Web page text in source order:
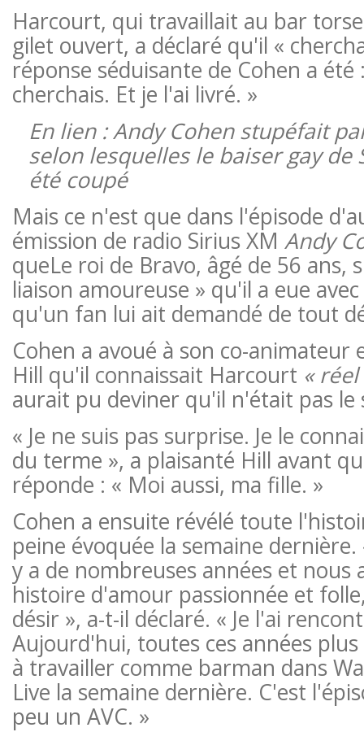
Harcourt, qui travaillait au bar
gilet ouvert, a déclaré qu'il «
réponse séduisante de Cohen a été
cherchais. Et je l'ai livré. »
En lien : Andy Cohen stupéfait
selon lesquelles le baiser gay de
été coupé
Mais ce n'est que dans l'épisode
émission de radio Sirius XM Andy
queLe roi de Bravo, âgé de 56 ans,
liaison amoureuse » qu'il a eue
qu'un fan lui ait demandé de tout
Cohen a avoué à son co-animateur
Hill qu'il connaissait Harcourt « réel
aurait pu deviner qu'il n'était pas le
« Je ne suis pas surprise. Je le
du terme », a plaisanté Hill avant
réponde : « Moi aussi, ma fille. »
Cohen a ensuite révélé toute
peine évoquée la semaine
y a de nombreuses années et nous
histoire d'amour passionnée et
désir », a-t-il déclaré. « Je l'ai
Aujourd'hui, toutes ces années
à travailler comme barman dans
Live la semaine dernière. C'est
peu un AVC. »